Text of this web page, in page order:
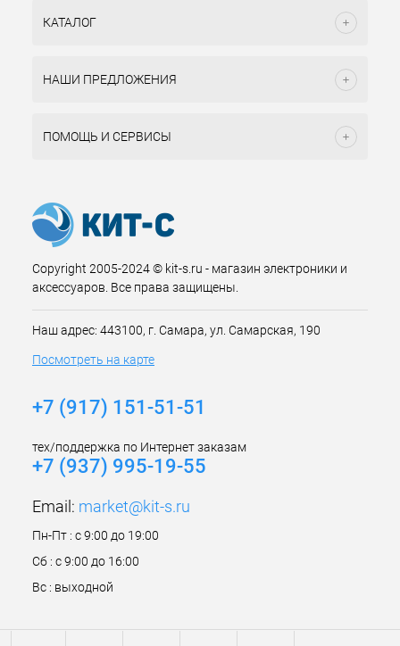
КАТАЛОГ
НАШИ ПРЕДЛОЖЕНИЯ
ПОМОЩЬ И СЕРВИСЫ
Copyright 2005-2024 © kit-s.ru - магазин электроники и
аксессуаров. Все права защищены.
Наш адрес: 443100, г. Самара, ул. Самарская, 190
Посмотреть на карте
+7 (917) 151-51-51
тех/поддержка по Интернет заказам
+7 (937) 995-19-55
Email: market@kit-s.ru
Пн-Пт : с 9:00 до 19:00
Сб : с 9:00 до 16:00
Вс : выходной